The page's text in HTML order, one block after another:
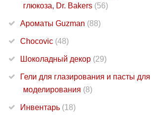
глюкоза, Dr. Bakers (56)
Ароматы Guzman (88)
Chocovic (48)
Шоколадный декор (29)
Гели для глазирования и пасты для
моделирования (8)
Инвентарь (18)